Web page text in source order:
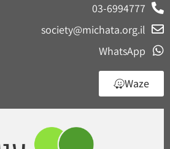
03-6994777
society@michata.org.il
WhatsApp
Waze